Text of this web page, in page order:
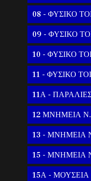
08 - ΦΥΣΙΚΟ
09 - ΦΥΣΙΚΟ
10 - ΦΥΣΙΚΟ
11 - ΦΥΣΙΚΟ
11Α -
12 ΜΝΗΜΕΙΑ
13 - ΜΝΗΜΕΙΑ
15 - ΜΝΗΜΕΙΑ
15Α - ΜΟΥΣΕΙΑ